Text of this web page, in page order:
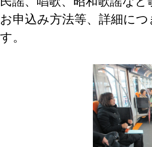
お申込み方法等、詳細に
す。